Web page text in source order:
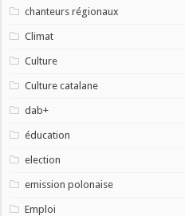
chanteurs régionaux
Climat
Culture
Culture catalane
dab+
éducation
election
emission polonaise
Emploi